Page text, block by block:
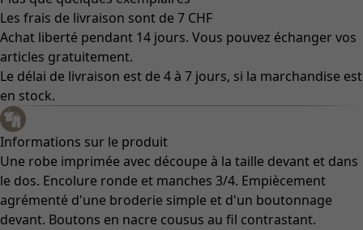
Les frais de livraison sont de 7 CHF
Achat liberté pendant 14 jours. Vous pouvez échanger vos
articles gratuitement.
Le délai de livraison est de 4 à 7 jours, si la marchandise est
en stock.
Informations sur le produit
Une robe imprimée avec découpe à la taille devant et dans
le dos. Encolure ronde et manches 3/4. Empiècement
agrémenté d'une broderie simple et d'un boutonnage
devant. Boutons en nacre cousus au fil contrastant.